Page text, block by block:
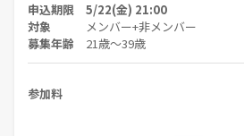
申込期限 5/22(金) 21:00
対象 メンバー+非メンバー
募集年齢 21歳〜39歳
参加料